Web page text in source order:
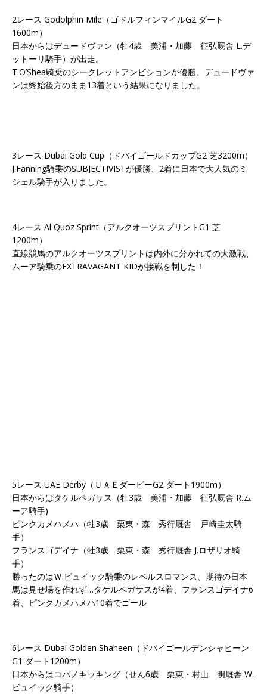
2レース Godolphin Mile（ゴドルフィンマイルG2 ダート
1600m）
日本からはデュードヴァン（牡4歳 美浦・加藤 征弘厩舎 L.デ
ットーリ騎手）が出走。
T.O’Shea騎乗のシークレットアンビションが優勝、デュードヴァ
ンは終始後方のまま13着という結果になりました。
3レース Dubai Gold Cup（ドバイゴールドカップG2 芝3200m）
J.Fanning騎乗のSUBJECTIVISTが優勝、2着に日本で大人気のミ
シェル騎手が入りました。
4レース Al Quoz Sprint（アルクオーツスプリントG1 芝
1200m）
直線競馬のアルクオーツスプリントは内外に分かれての大激戦、
ムーア騎乗のEXTRAVAGANT KIDが接戦を制した！
5レース UAE Derby（ＵＡＥダービーG2 ダート1900m）
日本からはタケルペガサス（牡3歳 美浦・加藤 征弘厩舎 R.ム
ーア騎手)
ピンクカメハメハ（牡3歳 栗東・森 秀行厩舎 戸崎圭太騎
手）
フランスゴデイナ（牡3歳 栗東・森 秀行厩舎 J.ロザリオ騎
手）
勝ったのはＷ.ビュイック騎乗のレベルスロマンス、期待の日本
馬は見せ場を作れず…タケルペガサスが4着、フランスゴデイナ6
着、ピンクカメハメハ10着でゴール
6レース Dubai Golden Shaheen（ドバイゴールデンシャヒーン
G1 ダート1200m）
日本からはコパノキッキング（せん6歳 栗東・村山 明厩舎 W.
ビュイック騎手）